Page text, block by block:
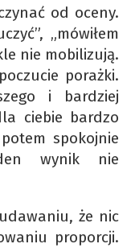
od oceny.
„mówiłem
nie mobilizują.
porażki.
i bardziej
ciebie bardzo
spokojnie
wynik nie
że nic
proporcji.